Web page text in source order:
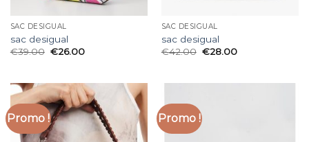
SAC DESIGUAL
sac desigual
€39.00 €26.00
SAC DESIGUAL
sac desigual
€42.00 €28.00
Promo ! Promo !